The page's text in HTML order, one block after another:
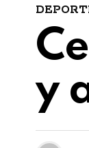
y